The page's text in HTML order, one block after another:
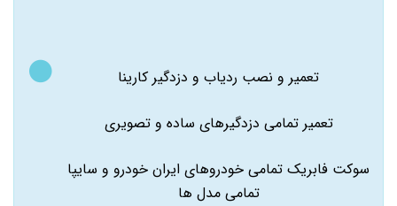
تعمیر و نصب ردیاب و دزدگیر کارینا
تعمیر تمامی دزدگیرهای ساده و تصویری
سوکت فابریک تمامی خودروهای ایران خودرو و سایپا
تمامی مدل ها